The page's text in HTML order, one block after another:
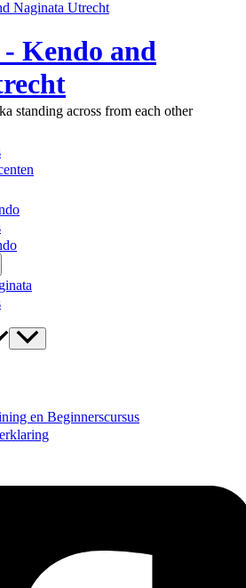
Kendo and
Menu
Toggle
en Beginnerscursus